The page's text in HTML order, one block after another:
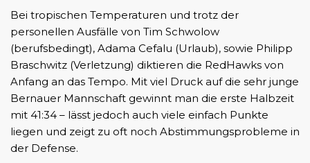
Bei tropischen Temperaturen und trotz der
personellen Ausfälle von Tim Schwolow
(berufsbedingt), Adama Cefalu (Urlaub), sowie Philipp
Braschwitz (Verletzung) diktieren die RedHawks von
Anfang an das Tempo. Mit viel Druck auf die sehr junge
Bernauer Mannschaft gewinnt man die erste Halbzeit
mit 41:34 – lässt jedoch auch viele einfach Punkte
liegen und zeigt zu oft noch Abstimmungsprobleme in
der Defense.